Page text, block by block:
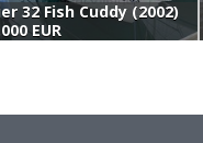
32 Fish Cuddy (2002)
EUR